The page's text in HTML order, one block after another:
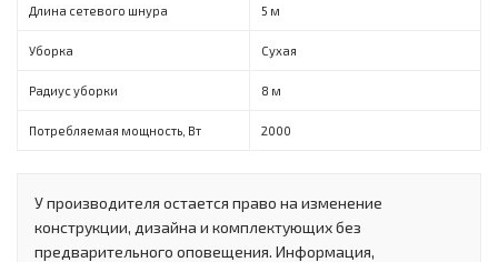
Длина сетевого шнура 5 м
Уборка Сухая
Радиус уборки 8 м
Потребляемая мощность, Вт 2000
У производителя остается право на изменение
конструкции, дизайна и комплектующих без
предварительного оповещения. Информация,